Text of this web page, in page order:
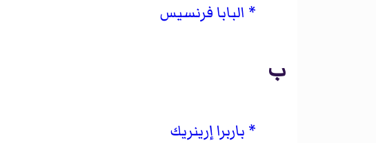
البابا فرنسيس
ب
باربرا إرينريك